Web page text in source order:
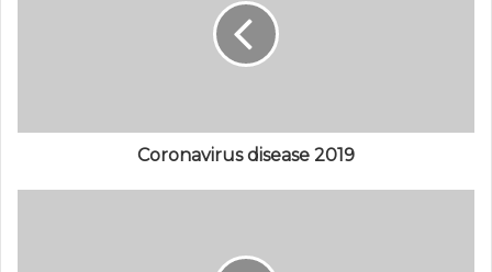
و
ي
ب
Coronavirus disease 2019